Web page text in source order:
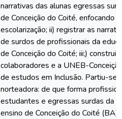
narrativas das alunas egressas
de Conceição do Coité, enfocando
escolarização; ii) registrar as
de surdos de profissionais da
de Conceição do Coité; iii;)
colaboradores e a UNEB-
de estudos em Inclusão. Partiu-se
norteadora: de que forma
estudantes e egressas surdas da
ensino de Conceição do Coité (BA)